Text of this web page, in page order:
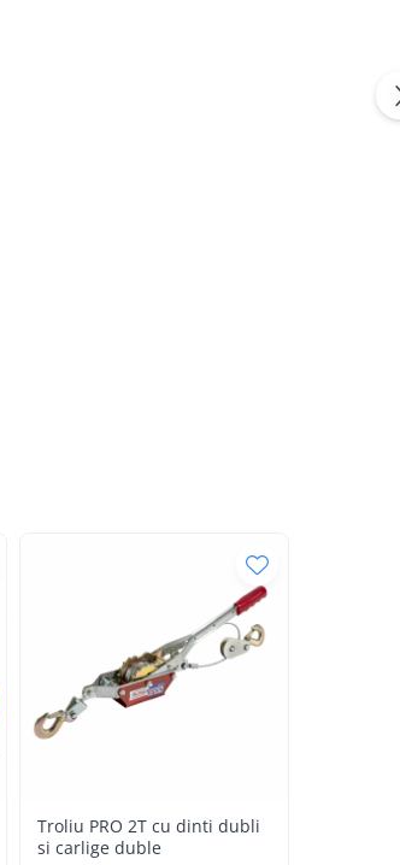
Troliu PRO 2T cu dinti dubli
si carlige duble